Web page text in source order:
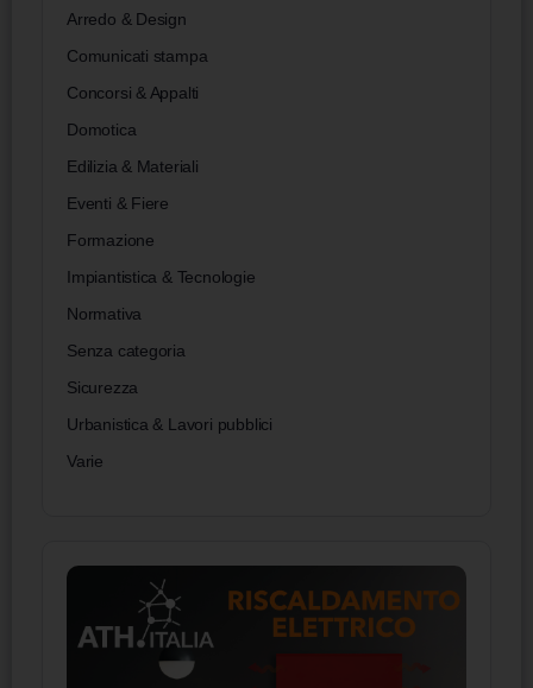
Arredo & Design
Comunicati stampa
Concorsi & Appalti
Domotica
Edilizia & Materiali
Eventi & Fiere
Formazione
Impiantistica & Tecnologie
Normativa
Senza categoria
Sicurezza
Urbanistica & Lavori pubblici
Varie